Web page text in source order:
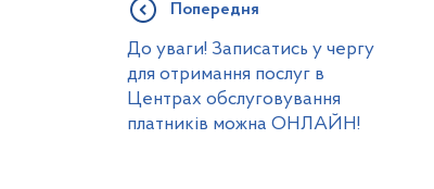
Попередня
До уваги! Записатись у чергу
для отримання послуг в
Центрах обслуговування
платників можна ОНЛАЙН!